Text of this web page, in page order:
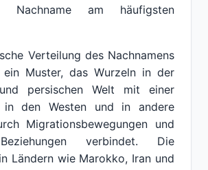
Nachname am häufigsten
Verteilung des Nachnamens
Muster, das Wurzeln in der
persischen Welt mit einer
in den Westen und in andere
Migrationsbewegungen und
verbindet. Die
Ländern wie Marokko, Iran und